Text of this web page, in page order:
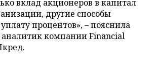
вклад акционеров в капитал
другие способы
процентов», – пояснила
аналитик компании Financial